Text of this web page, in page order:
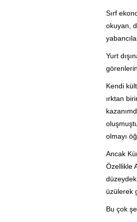
Sırf
okuyan,
Yurt
Kendi
ırktan
olmayı
Ancak
Özellikle
üzülerek
Bu çok